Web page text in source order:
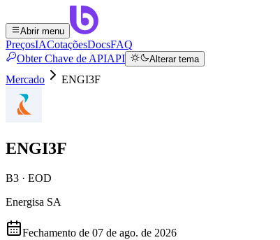
Abrir menu
PreçosIACotaçõesDocsFAQ
Obter Chave de APIAPI Alterar tema
Mercado ENGI3F
ENGI3F
B3 · EOD
Energisa SA
Fechamento de 07 de ago. de 2026